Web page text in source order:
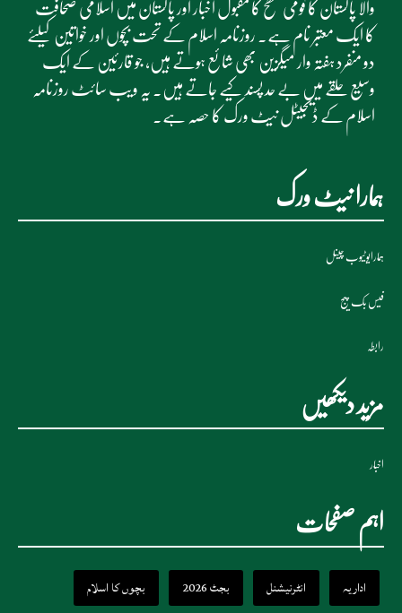
والا پاکستان کا قومی سطح کا مقبول اخبار اور پاکستان میں اسلامی صحافت
کا ایک معتبر نام ہے۔ روزنامہ اسلام کے تحت بچوں اور خواتین کیلئے
دو منفرد ہفتہ وار میگزین بھی شائع ہوتے ہیں، جو قارئین کے ایک
وسیع حلقے میں بے حد پسند کیے جاتے ہیں۔ یہ ویب سائٹ روزنامہ
اسلام کے ڈیجیٹل نیٹ ورک کا حصہ ہے۔
ہمارا نیٹ ورک
ہمارایوٹیوب چینل
فیس بک پیج
رابطہ
مزید دیکھیں
اخبار
اہم صفحات
اداریہ انٹرنیشنل بجٹ 2026
بچوں کا اسلام